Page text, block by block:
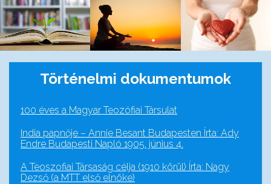
Történelmi dokumentumok
100 éves a Magyar Teozófiai Társulat
India papnője – Annie Besant Budapesten Írta: Ady
Endre Budapesti Napló 1905. június 4.
A Teoszofiai Társaság célja (1910 körül) Írta: Nagy
Dezső (a MTT első elnöke)